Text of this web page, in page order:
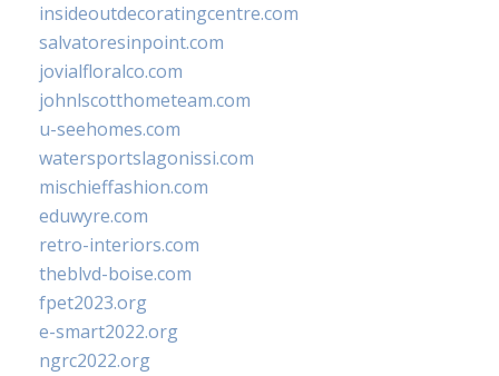
insideoutdecoratingcentre.com
salvatoresinpoint.com
jovialfloralco.com
johnlscotthometeam.com
u-seehomes.com
watersportslagonissi.com
mischieffashion.com
eduwyre.com
retro-interiors.com
theblvd-boise.com
fpet2023.org
e-smart2022.org
ngrc2022.org